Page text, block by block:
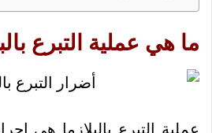
ما هي عملية التبرع
عملية التبرع بالبلازما هي